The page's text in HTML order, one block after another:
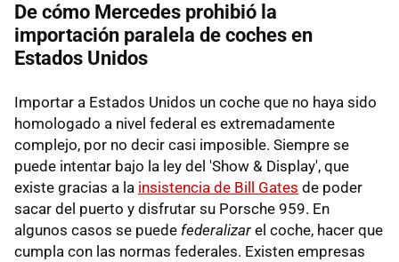
De cómo Mercedes prohibió la
importación paralela de coches en
Estados Unidos
Importar a Estados Unidos un coche que no haya sido
homologado a nivel federal es extremadamente
complejo, por no decir casi imposible. Siempre se
puede intentar bajo la ley del 'Show & Display', que
existe gracias a la insistencia de Bill Gates de poder
sacar del puerto y disfrutar su Porsche 959. En
algunos casos se puede federalizar el coche, hacer que
cumpla con las normas federales. Existen empresas